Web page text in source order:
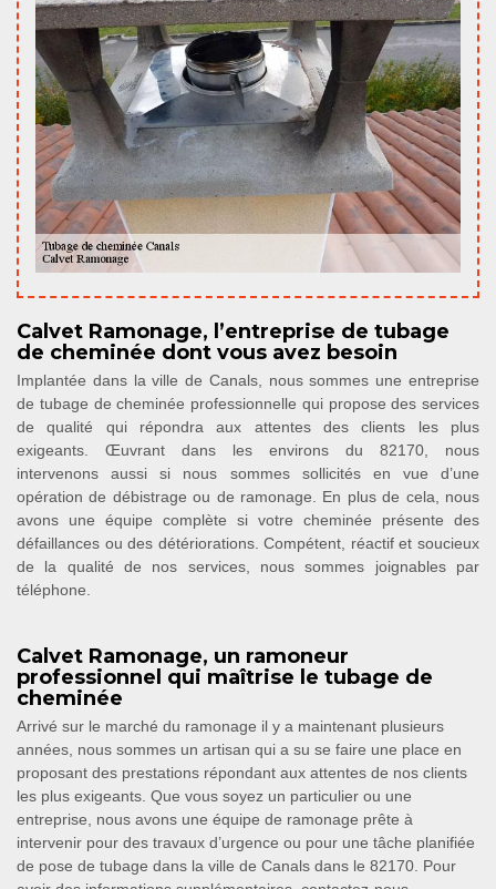
Calvet Ramonage, l’entreprise de tubage
de cheminée dont vous avez besoin
Implantée dans la ville de Canals, nous sommes une entreprise
de tubage de cheminée professionnelle qui propose des services
de qualité qui répondra aux attentes des clients les plus
exigeants. Œuvrant dans les environs du 82170, nous
intervenons aussi si nous sommes sollicités en vue d’une
opération de débistrage ou de ramonage. En plus de cela, nous
avons une équipe complète si votre cheminée présente des
défaillances ou des détériorations. Compétent, réactif et soucieux
de la qualité de nos services, nous sommes joignables par
téléphone.
Calvet Ramonage, un ramoneur
professionnel qui maîtrise le tubage de
cheminée
Arrivé sur le marché du ramonage il y a maintenant plusieurs
années, nous sommes un artisan qui a su se faire une place en
proposant des prestations répondant aux attentes de nos clients
les plus exigeants. Que vous soyez un particulier ou une
entreprise, nous avons une équipe de ramonage prête à
intervenir pour des travaux d’urgence ou pour une tâche planifiée
de pose de tubage dans la ville de Canals dans le 82170. Pour